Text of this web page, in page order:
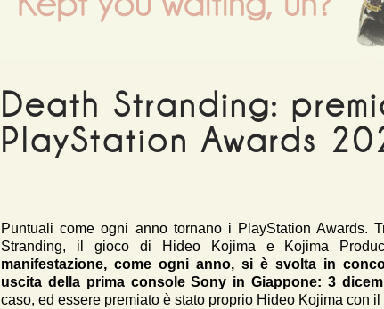
Death Stranding:
PlayStation Awards
Puntuali come ogni anno tornano i PlayStation Awards.
Stranding, il gioco di Hideo Kojima e Kojima
manifestazione, come ogni anno, si è svolta in
uscita della prima console Sony in Giappone: 3
caso, ed essere premiato è stato proprio Hideo Kojima con